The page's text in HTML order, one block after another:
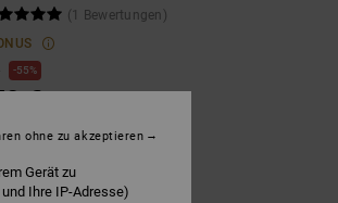
(1 Bewertungen)
55%
€
Gerät zu
Ihre IP-Adresse)
ohne zu akzeptieren